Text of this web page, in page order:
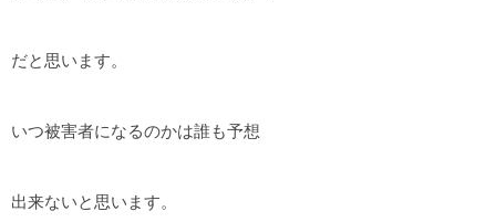
だと思います。
いつ被害者になるのかは誰も予想
出来ないと思います。